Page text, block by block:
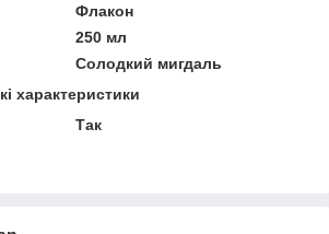
Флакон
250 мл
Солодкий мигдаль
характеристики
Так